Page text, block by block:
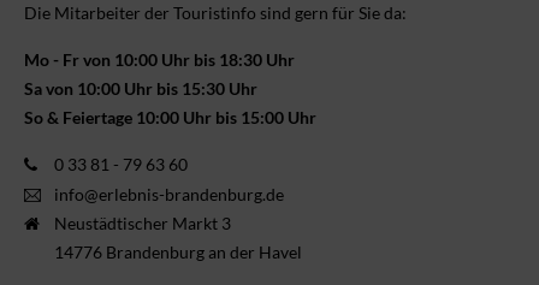
Die Mitarbeiter der Touristinfo sind gern für Sie da:
Mo - Fr von 10:00 Uhr bis 18:30 Uhr
Sa von 10:00 Uhr bis 15:30 Uhr
So & Feiertage 10:00 Uhr bis 15:00 Uhr
0 33 81 - 79 63 60
info@erlebnis-brandenburg.de
Neustädtischer Markt 3
14776 Brandenburg an der Havel